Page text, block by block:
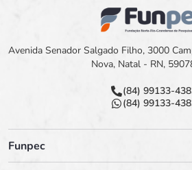
Avenida Senador Salgado Filho, 3000
Nova, Natal - RN,
(84) 99133-
(84) 99133-
Funpec